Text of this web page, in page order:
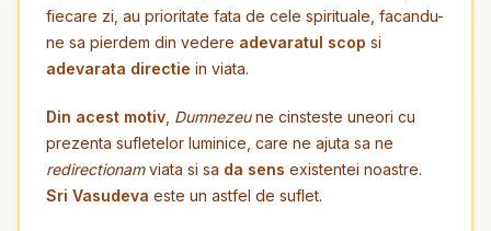
fiecare zi, au prioritate fata de cele spirituale, facandu-
ne sa pierdem din vedere adevaratul scop si
adevarata directie in viata.
Din acest motiv Dumnezeune cinsteste uneori cu
prezenta sufletelor luminice, care ne ajuta sa ne
redirectionamviata si sa da sens existentei noastre.
Sri Vasudeva este un astfel de suflet.